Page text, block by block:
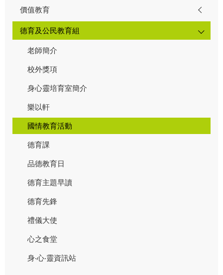
價值教育
德育及公民教育組
老師簡介
校外獎項
身心靈培育室簡介
樂以軒
國情教育活動
德育課
品德教育日
德育主題早讀
德育先鋒
禮儀大使
心之食堂
身‧心‧靈資訊站